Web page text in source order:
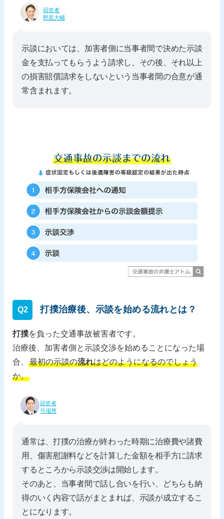
回答者
野尻大輔
示談においては、加害者側に当事者間で決めた示談
金を支払ってもらうよう請求し、その後、それ以上
の損害賠償請求をしないという当事者間の合意が通
常含まれます。
Q2 打撲治療後、示談を始める流れとは？
打撲を負った交通事故被害者です。
治療後、加害者側と示談交渉を始めることになった場
合、最初の示談の流れはどのようになるのでしょう
か。
回答者
弓場慧
通常は、打撲の治療が終わった時期に治療費や諸費
用、傷害慰謝料などを計算した金額を相手方に請求
するところから示談交渉は開始します。
そのあと、当事者間で話し合いを行い、どちらも納
得のいく内容で話がまとまれば、示談が成立するこ
とになります。